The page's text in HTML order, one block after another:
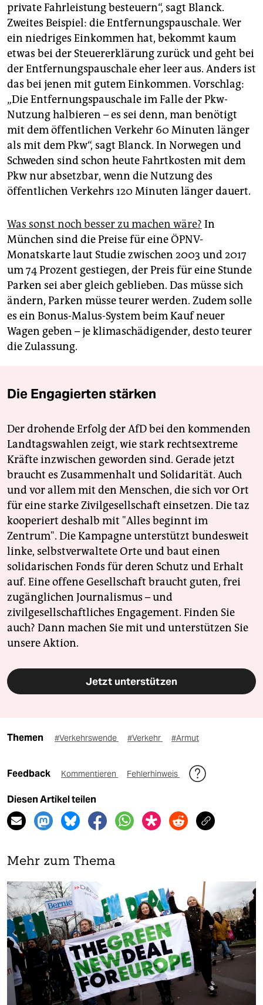
private Fahrleistung besteuern“, sagt Blanck.
Zweites Beispiel: die Entfernungspauschale. Wer
ein niedriges Einkommen hat, bekommt kaum
etwas bei der Steuererklärung zurück und geht bei
der Entfernungspauschale eher leer aus. Anders ist
das bei jenen mit gutem Einkommen. Vorschlag:
„Die Entfernungspauschale im Falle der Pkw-
Nutzung halbieren – es sei denn, man benötigt
mit dem öffentlichen Verkehr 60 Minuten länger
als mit dem Pkw“, sagt Blanck. In Norwegen und
Schweden sind schon heute Fahrtkosten mit dem
Pkw nur absetzbar, wenn die Nutzung des
öffentlichen Verkehrs 120 Minuten länger dauert.
Was sonst noch besser zu machen wäre? In
München sind die Preise für eine ÖPNV-
Monatskarte laut Studie zwischen 2003 und 2017
um 74 Prozent gestiegen, der Preis für eine Stunde
Parken sei aber gleich geblieben. Das müsse sich
ändern, Parken müsse teurer werden. Zudem solle
es ein Bonus-Malus-System beim Kauf neuer
Wagen geben – je klimaschädigender, desto teurer
die Zulassung.
Die Engagierten stärken
Der drohende Erfolg der AfD bei den kommenden
Landtagswahlen zeigt, wie stark rechtsextreme
Kräfte inzwischen geworden sind. Gerade jetzt
braucht es Zusammenhalt und Solidarität. Auch
und vor allem mit den Menschen, die sich vor Ort
für eine starke Zivilgesellschaft einsetzen. Die taz
kooperiert deshalb mit "Alles beginnt im
Zentrum". Die Kampagne unterstützt bundesweit
linke, selbstverwaltete Orte und baut einen
solidarischen Fonds für deren Schutz und Erhalt
auf. Eine offene Gesellschaft braucht guten, frei
zugänglichen Journalismus – und
zivilgesellschaftliches Engagement. Finden Sie
auch? Dann machen Sie mit und unterstützen Sie
unsere Aktion.
Jetzt unterstützen
Themen #Verkehrswende #Verkehr #Armut
Feedback Kommentieren Fehlerhinweis
Diesen Artikel teilen
Mehr zum Thema